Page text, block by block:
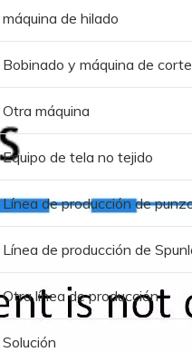
máquina de hilado
Bobinado y máquina de corte
Otra máquina
Equipo de tela no tejido
Otra línea de producción
Solución